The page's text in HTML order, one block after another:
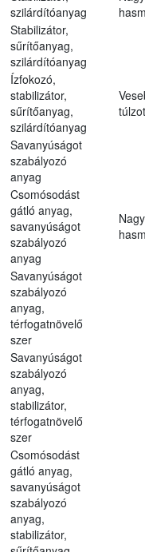
szilárdítóanyag
Stabilizátor,
sűrítőanyag,
szilárdítóanyag
Ízfokozó,
stabilizátor,
sűrítőanyag,
szilárdítóanyag
Savanyúságot
szabályozó
anyag
Csomósodást
gátló anyag,
savanyúságot
szabályozó
anyag
Savanyúságot
szabályozó
anyag,
térfogatnövelő
szer
Savanyúságot
szabályozó
anyag,
stabilizátor,
térfogatnövelő
szer
Csomósodást
gátló anyag,
savanyúságot
szabályozó
anyag,
stabilizátor,